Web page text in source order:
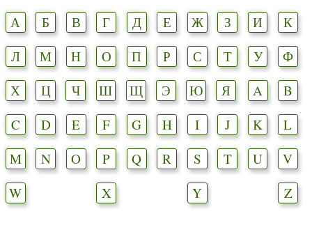
А Б В Г Д Е Ж З И
К
Л
М Н О П Р С Т У
Ф
Х
Ц Ч Ш Щ Э Ю Я A
B
C
D E F G H I J K
L
M
N O P Q R S T U
V
W
X Y Z